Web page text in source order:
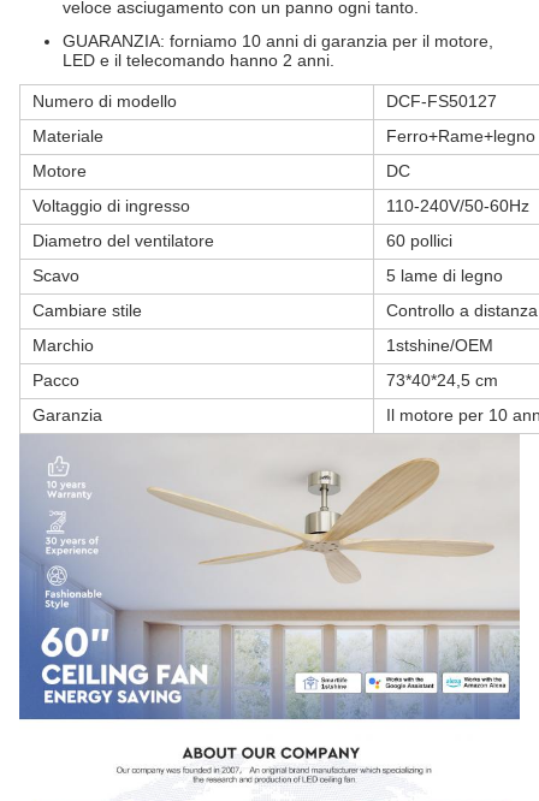
veloce asciugamento con un panno ogni tanto.
GUARANZIA: forniamo 10 anni di garanzia per il motore,
LED e il telecomando hanno 2 anni.
Numero di modello
DCF-FS50127
Materiale
Ferro+Rame+legno
Motore
DC
Voltaggio di ingresso
110-240V/50-60Hz
Diametro del ventilatore
60 pollici
Scavo
5 lame di legno
Cambiare stile
Controllo a distanza
Marchio
1stshine/OEM
Pacco
73*40*24,5 cm
Garanzia
Il motore per 10